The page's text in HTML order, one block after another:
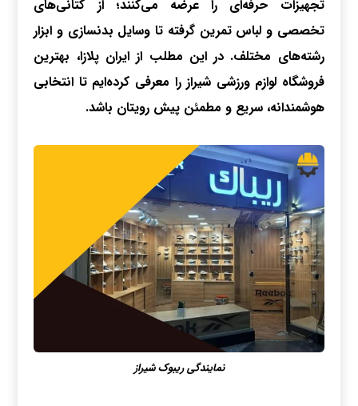
تجهیزات حرفه‌ای را عرضه می‌کنند؛ از کتانی‌های
تخصصی و لباس تمرین گرفته تا وسایل بدنسازی و ابزار
رشته‌های مختلف. در این مطلب از ایران پلازا، بهترین
فروشگاه لوازم ورزشی شیراز را معرفی کرده‌ایم تا انتخابی
هوشمندانه، سریع و مطمئن پیش رویتان باشد.
نمایندگی ریبوک شیراز